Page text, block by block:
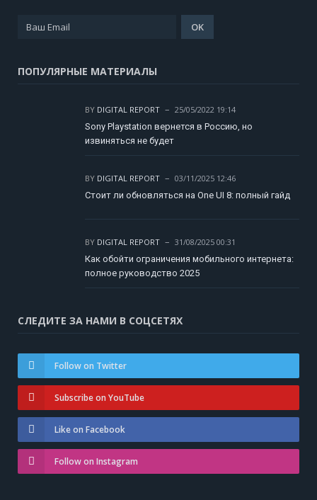
ПОПУЛЯРНЫЕ МАТЕРИАЛЫ
BY DIGITAL REPORT
25/05/2022 19:14
Sony Playstation вернется в Россию, но
извиняться не будет
BY DIGITAL REPORT
03/11/2025 12:46
Стоит ли обновляться на One UI 8: полный гайд
BY DIGITAL REPORT
31/08/2025 00:31
Как обойти ограничения мобильного интернета:
полное руководство 2025
СЛЕДИТЕ ЗА НАМИ В СОЦСЕТЯХ
Follow on Twitter
Subscribe on YouTube
Like on Facebook
Follow on Instagram